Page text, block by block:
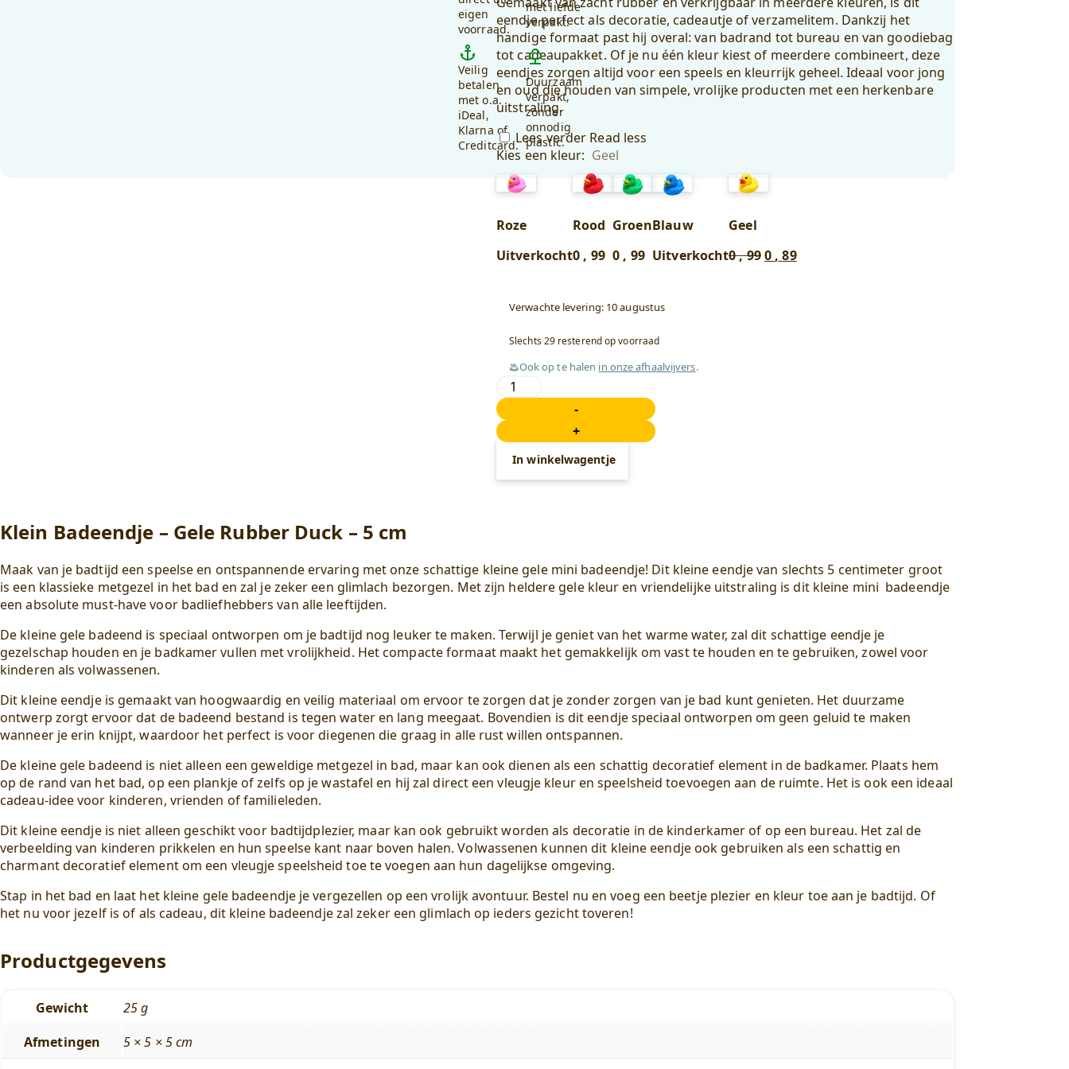
,
99.
,
89.
eendje perfect als decoratie, cadeautje of verzamelitem. Dankzij het
handige formaat past hij overal: van badrand tot bureau en van goodiebag
tot cadeaupakket. Of je nu één kleur kiest of meerdere combineert, deze
eendjes zorgen altijd voor een speels en kleurrijk geheel. Ideaal voor jong
en oud die houden van simpele, vrolijke producten met een herkenbare
uitstraling.
Lees verder Read less
Kies een kleur: Geel
Roze
Uitverkocht
Rood
0, 99
Groen
0, 99
Blauw
Uitverkocht
Geel
0,99Oorspronkelijke
0, 89Huidige
Verwachte levering: 10 augustus
Slechts 29 resterend op voorraad
Ook op te halen in onze afhaalvijvers.
Klein
Badeendje
-
Gele
Rubber
-
+
In winkelwagentje
eigen
voorraad.
met liefde
verpakt.
Veilig
betalen
met o.a.
iDeal,
Klarna of
Creditcard.
Duurzaam
verpakt,
zonder
onnodig
plastic.
Klein Badeendje – Gele Rubber Duck – 5 cm
Maak van je badtijd een speelse en ontspannende ervaring met onze schattige kleine gele mini badeendje! Dit kleine eendje van slechts 5 centimeter groot
is een klassieke metgezel in het bad en zal je zeker een glimlach bezorgen. Met zijn heldere gele kleur en vriendelijke uitstraling is dit kleine mini badeendje
een absolute must-have voor badliefhebbers van alle leeftijden.
De kleine gele badeend is speciaal ontworpen om je badtijd nog leuker te maken. Terwijl je geniet van het warme water, zal dit schattige eendje je
gezelschap houden en je badkamer vullen met vrolijkheid. Het compacte formaat maakt het gemakkelijk om vast te houden en te gebruiken, zowel voor
kinderen als volwassenen.
Dit kleine eendje is gemaakt van hoogwaardig en veilig materiaal om ervoor te zorgen dat je zonder zorgen van je bad kunt genieten. Het duurzame
ontwerp zorgt ervoor dat de badeend bestand is tegen water en lang meegaat. Bovendien is dit eendje speciaal ontworpen om geen geluid te maken
wanneer je erin knijpt, waardoor het perfect is voor diegenen die graag in alle rust willen ontspannen.
De kleine gele badeend is niet alleen een geweldige metgezel in bad, maar kan ook dienen als een schattig decoratief element in de badkamer. Plaats hem
op de rand van het bad, op een plankje of zelfs op je wastafel en hij zal direct een vleugje kleur en speelsheid toevoegen aan de ruimte. Het is ook een ideaal
cadeau-idee voor kinderen, vrienden of familieleden.
Dit kleine eendje is niet alleen geschikt voor badtijdplezier, maar kan ook gebruikt worden als decoratie in de kinderkamer of op een bureau. Het zal de
verbeelding van kinderen prikkelen en hun speelse kant naar boven halen. Volwassenen kunnen dit kleine eendje ook gebruiken als een schattig en
charmant decoratief element om een vleugje speelsheid toe te voegen aan hun dagelijkse omgeving.
Stap in het bad en laat het kleine gele badeendje je vergezellen op een vrolijk avontuur. Bestel nu en voeg een beetje plezier en kleur toe aan je badtijd. Of
het nu voor jezelf is of als cadeau, dit kleine badeendje zal zeker een glimlach op ieders gezicht toveren!
Productgegevens
Gewicht
25 g
Afmetingen
5 × 5 × 5 cm